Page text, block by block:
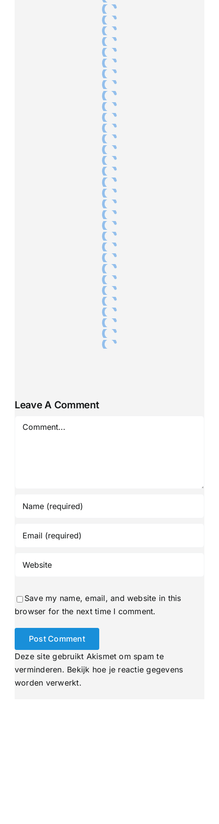
Leave A Comment
Comment
Save my name, email, and website in this
browser for the next time I comment.
Deze site gebruikt Akismet om spam te
verminderen. Bekijk hoe je reactie gegevens
worden verwerkt.